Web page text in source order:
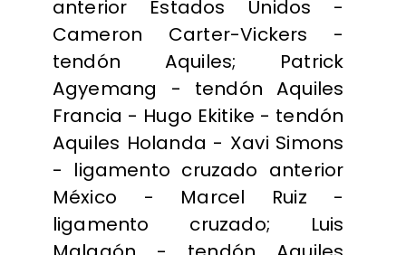
anterior Estados Unidos -
Cameron Carter-Vickers -
tendón Aquiles; Patrick
Agyemang - tendón Aquiles
Francia - Hugo Ekitike - tendón
Aquiles Holanda - Xavi Simons
- ligamento cruzado anterior
México - Marcel Ruiz -
ligamento cruzado; Luis